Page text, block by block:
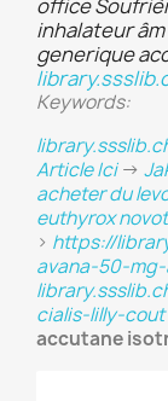
office
inhalateur
generique
Keywords:
Article Ici->
acheter du
euthyrox
> https://
avana-50-
cialis-lilly-cout
accutane